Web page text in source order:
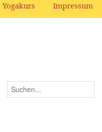
Yogakurs Impressum